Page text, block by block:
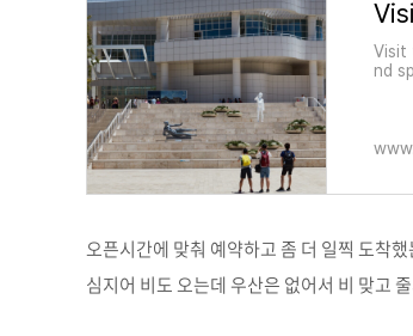
Visit
nd
오픈시간에 맞춰 예약하고 좀 더 일찍 도착
심지어 비도 오는데 우산은 없어서 비 맞고